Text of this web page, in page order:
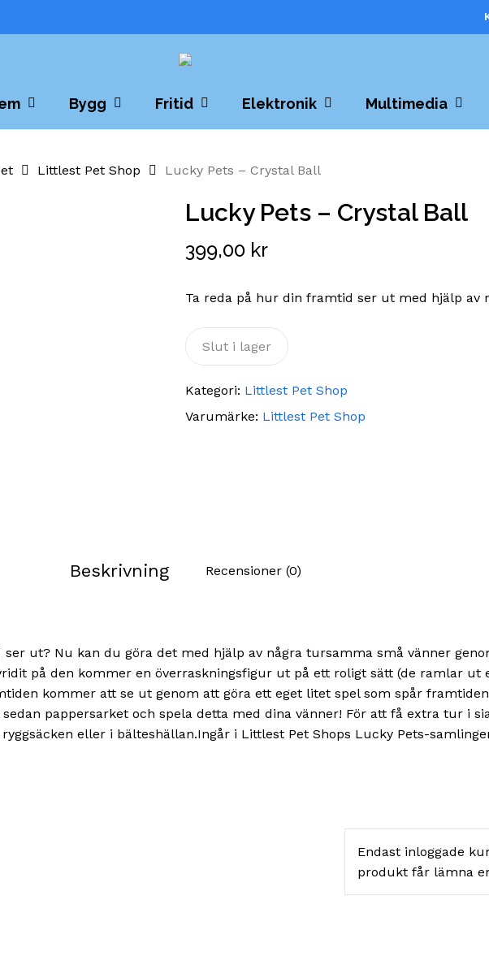
Bygg Fritid Elektronik Multimedia
Cart
Littlest Pet Shop Lucky Pets – Crystal Ball
Lucky Pets – Crystal Ball
399,00 kr
Ta reda på hur din framtid ser ut med hjälp av
Slut i lager
Kategori: Littlest Pet Shop
Varumärke: Littlest Pet Shop
Beskrivning Recensioner (0)
ut? Nu kan du göra det med hjälp av några tursamma små vänner
på den kommer en överraskningsfigur ut på ett roligt sätt (de ramlar ut
kommer att se ut genom att göra ett eget litet spel som spår
pappersarket och spela detta med dina vänner! För att få extra tur i
eller i bälteshällan.Ingår i Littlest Pet Shops Lucky Pets-
Endast inloggade
produkt får lämna